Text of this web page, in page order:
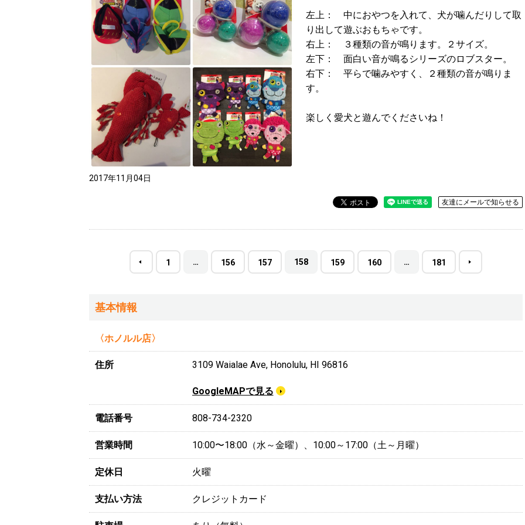
2017年11月04日
左上： 中におやつを入れて、犬が噛んだりして取
り出して遊ぶおもちゃです。
右上： ３種類の音が鳴ります。２サイズ。
左下： 面白い音が鳴るシリーズのロブスター。
右下： 平らで噛みやすく、２種類の音が鳴りま
す。
楽しく愛犬と遊んでくださいね！
友達にメールで知らせる
1 … 156 157 158 159 160 … 181
基本情報
〈ホノルル店〉
住所 3109 Waialae Ave, Honolulu, HI 96816
GoogleMAPで見る
電話番号 808-734-2320
営業時間 10:00〜18:00（水～金曜）、10:00～17:00（土～月曜）
定休日 火曜
支払い方法 クレジットカード